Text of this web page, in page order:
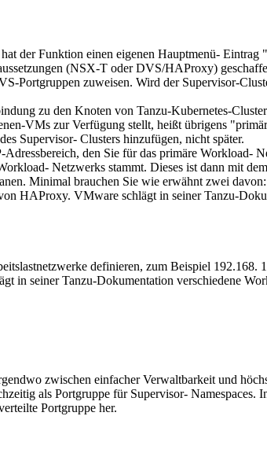
der Funktion einen eigenen Hauptmenü-
(NSX-T oder DVS/HAProxy)
Portgruppen zuweisen. Wird der Supervisor-
zu den Knoten von Tanzu-Kubernetes-
VMs zur Verfügung stellt, heißt übrigens
Supervisor- Clusters hinzufügen, nicht später.
den Sie für das primäre Workload-
Netzwerks stammt. Dieses ist dann mit
Minimal brauchen Sie wie erwähnt zwei
HAProxy. VMware schlägt in seiner Tanzu-
definieren, zum Beispiel 192.168.
in seiner Tanzu-Dokumentation verschiedene
zwischen einfacher Verwaltbarkeit und
als Portgruppe für Supervisor- Namespaces.
Portgruppe her.